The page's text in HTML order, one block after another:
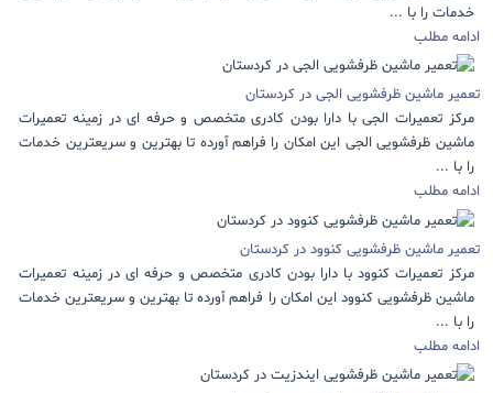
خدمات را با ...
ادامه مطلب
تعمیر ماشین ظرفشویی الجی در کردستان
مرکز تعمیرات الجی با دارا بودن کادری متخصص و حرفه ای در زمینه تعمیرات
ماشین ظرفشویی الجی این امکان را فراهم آورده تا بهترین و سریعترین خدمات
را با ...
ادامه مطلب
تعمیر ماشین ظرفشویی کنوود در کردستان
مرکز تعمیرات کنوود با دارا بودن کادری متخصص و حرفه ای در زمینه تعمیرات
ماشین ظرفشویی کنوود این امکان را فراهم آورده تا بهترین و سریعترین خدمات
را با ...
ادامه مطلب